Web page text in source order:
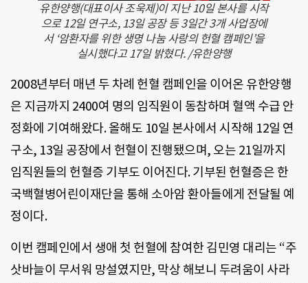
유한양행(대표이사 조욱제)이 지난 10일 본사를 시작
으로 12일 연구소, 13일 공장 등 3일간 3개 사업장에
서 ‘암환자를 위한 생명 나눔 사랑의 헌혈 캠페인’을
실시했다고 17일 밝혔다. /유한양행
2008년부터 매년 두 차례 헌혈 캠페인을 이어온 유한양행
은 지금까지 2400여 명의 임직원이 동참하며 혈액 수급 안
정화에 기여해왔다. 올해도 10일 본사에서 시작해 12일 연
구소, 13일 공장에서 헌혈이 진행됐으며, 오는 21일까지
임직원들의 헌혈증 기부도 이어진다. 기부된 헌혈증은 한
국백혈병어린이재단을 통해 소아암 환아들에게 전달될 예
정이다.
이번 캠페인에서 생애 첫 헌혈에 참여한 김민영 대리는 “주
삿바늘이 무서워 망설였지만, 막상 해보니 두려움이 사라